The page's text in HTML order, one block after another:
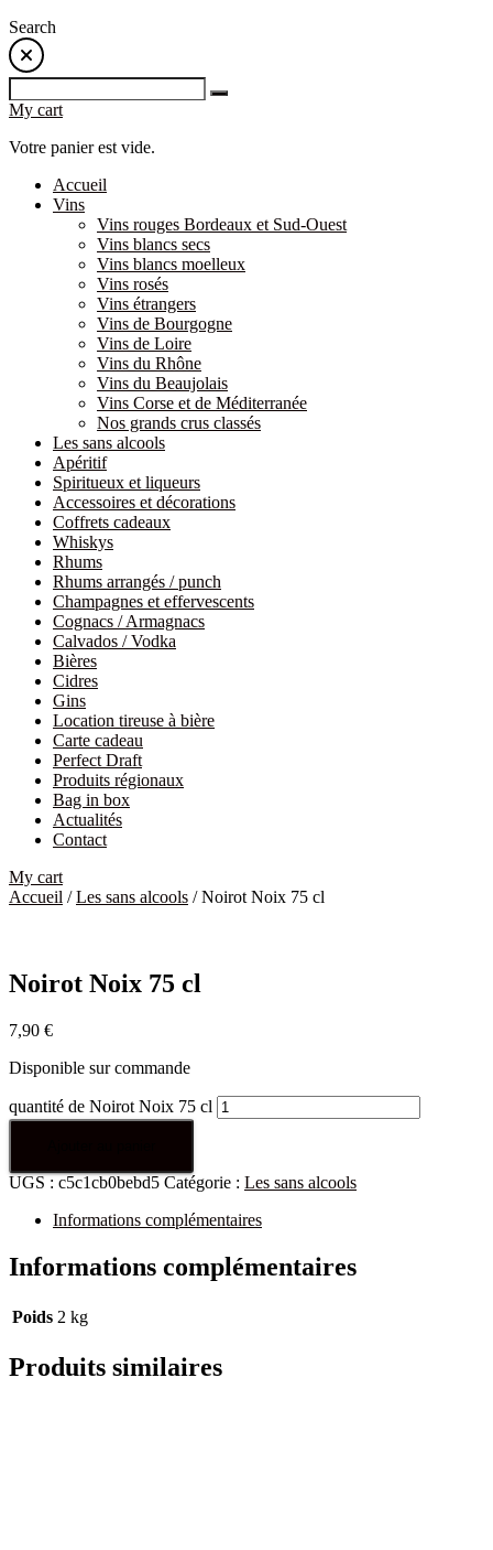
Search
My cart
Votre panier est vide.
Accueil
Vins
Vins rouges Bordeaux et Sud-Ouest
Vins blancs secs
Vins blancs moelleux
Vins rosés
Vins étrangers
Vins de Bourgogne
Vins de Loire
Vins du Rhône
Vins du Beaujolais
Vins Corse et de Méditerranée
Nos grands crus classés
Les sans alcools
Apéritif
Spiritueux et liqueurs
Accessoires et décorations
Coffrets cadeaux
Whiskys
Rhums
Rhums arrangés / punch
Champagnes et effervescents
Cognacs / Armagnacs
Calvados / Vodka
Bières
Cidres
Gins
Location tireuse à bière
Carte cadeau
Perfect Draft
Produits régionaux
Bag in box
Actualités
Contact
My cart
Accueil /Les sans alcools / Noirot Noix 75 cl
Noirot Noix 75 cl
7,90 €
Disponible sur commande
quantité de Noirot Noix 75 cl
UGS : c5c1cb0bebd5 Catégorie : Les sans alcools
Informations complémentaires
Informations complémentaires
Poids 2 kg
Produits similaires